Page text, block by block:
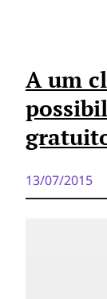
A um
13/07/2015